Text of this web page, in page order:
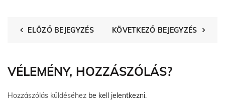
ELŐZŐ BEJEGYZÉS KÖVETKEZŐ BEJEGYZÉS
VÉLEMÉNY, HOZZÁSZÓLÁS?
Hozzászólás küldéséhez be kell jelentkezni.